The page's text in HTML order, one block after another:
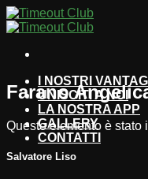
Salta
ai
I NOSTRI
UNISCITI A NOI
LA NOSTRA APP
GALLERY
CONTATTI
Farano
Questo elemento è stato
Salvatore Liso